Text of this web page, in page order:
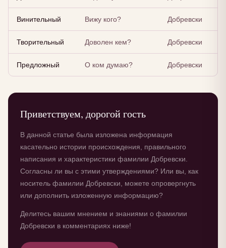
Винительный Вижу кого? Добревски
Творительный Доволен кем? Добревски
Предложный О ком думаю? Добревски
Приветствуем, дорогой гость
В данной статье была изложена информация
касательно истории происхождения, правильного
написания и характеристики фамилии Добревски.
Согласны ли вы с этими утверждениями? Или вы, как
носитель фамилии Добревски, можете опровергнуть
или дополнить изложенную информацию?
Делитесь вашим мнением и знаниями о фамилии
Добревски в комментариях ниже!